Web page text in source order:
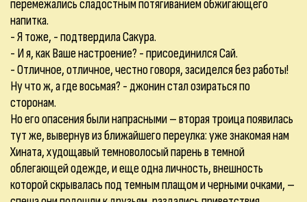
перемежались сладостным потягиванием обжигающего
напитка.
- Я тоже, - подтвердила Сакура.
- И я, как Ваше настроение? - присоединился Сай.
- Отличное, отличное, честно говоря, засиделся без работы!
Ну что ж, а где восьмая? - джонин стал озираться по
сторонам.
Но его опасения были напрасными – вторая троица появилась
тут же, вывернув из ближайшего переулка: уже знакомая нам
Хината, худощавый темноволосый парень в темной
облегающей одежде, и еще одна личность, внешность
которой скрывалась под темным плащом и черными очками, –